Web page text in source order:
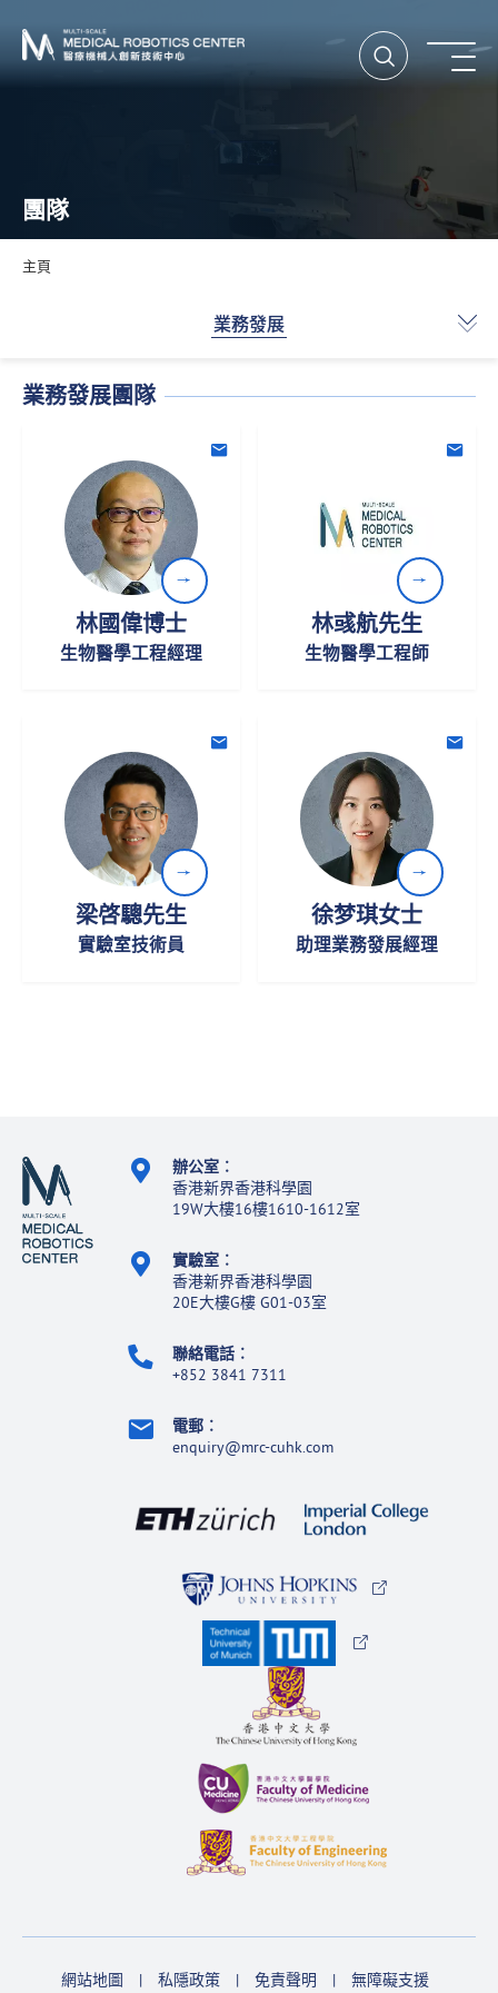
打開搜尋
打
團隊
主頁
業務發展
業務發展團隊
林國偉博士
生物醫學工程經理
電子郵件
林彧航先生
生物醫學工程師
電
梁啓驄先生
實驗室技術員
電子郵件
徐梦琪女士
助理業務發展經理
電
辦公室 ︰
香港新界香港科學園
19W大樓16樓1610-1612室
實驗室︰
香港新界香港科學園
20E大樓G樓 G01-03室
聯絡電話︰
+852 3841 7311
電郵︰
enquiry@mrc-cuhk.com
網站地圖 私隱政策 免責聲明 無障礙支援